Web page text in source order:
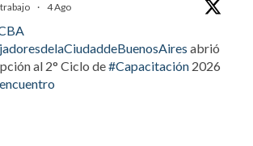
· 4 Ago
abrió
al 2° Ciclo de#Capacitación 2026